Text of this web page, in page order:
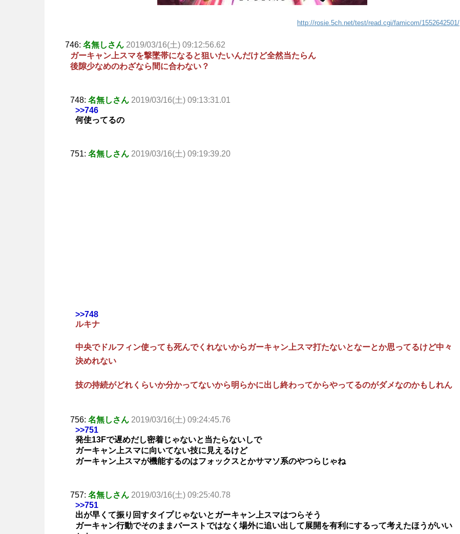
http://rosie.5ch.net/test/read.cgi/famicom/1552642501/
746: 名無しさん 2019/03/16(土) 09:12:56.62
ガーキャン上スマを撃墜帯になると狙いたいんだけど全然当たらん
後隙少なめのわざなら間に合わない？
748: 名無しさん 2019/03/16(土) 09:13:31.01
>>746
何使ってるの
751: 名無しさん 2019/03/16(土) 09:19:39.20
>>748
ルキナ
中央でドルフィン使っても死んでくれないからガーキャン上スマ打たないとなーとか思ってるけど中々
決めれない
技の持続がどれくらいか分かってないから明らかに出し終わってからやってるのがダメなのかもしれん
756: 名無しさん 2019/03/16(土) 09:24:45.76
>>751
発生13Fで遅めだし密着じゃないと当たらないしで
ガーキャン上スマに向いてない技に見えるけど
ガーキャン上スマが機能するのはフォックスとかサマソ系のやつらじゃね
757: 名無しさん 2019/03/16(土) 09:25:40.78
>>751
出が早くて振り回すタイプじゃないとガーキャン上スマはつらそう
ガーキャン行動でそのままバーストではなく場外に追い出して展開を有利にするって考えたほうがいい